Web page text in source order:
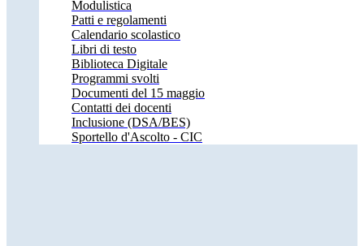
Modulistica
Patti e regolamenti
Calendario scolastico
Libri di testo
Biblioteca Digitale
Programmi svolti
Documenti del 15 maggio
Contatti dei docenti
Inclusione (DSA/BES)
Sportello d'Ascolto - CIC